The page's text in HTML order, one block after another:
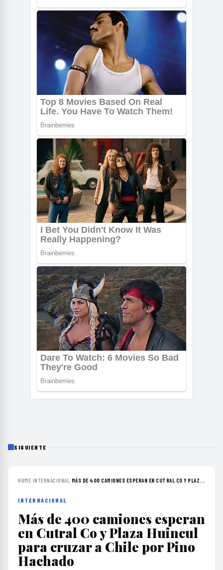
SIGUIENTE
HOME›INTERNACIONAL › MÁS DE 400 CAMIONES ESPERAN EN CUTRAL CO Y PLAZ...
INTERNACIONAL
Más de 400 camiones esperan
en Cutral Co y Plaza Huincul
para cruzar a Chile por Pino
Hachado